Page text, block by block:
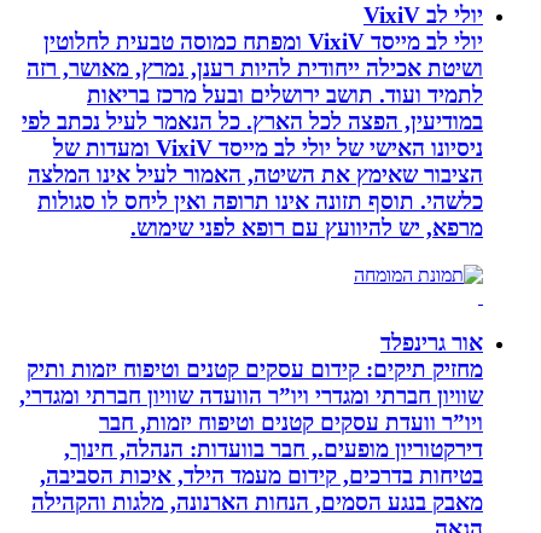
יולי לב VixiV
יולי לב מייסד VixiV ומפתח כמוסה טבעית לחלוטין
ושיטת אכילה ייחודית להיות רענן, נמרץ, מאושר, רזה
לתמיד ועוד. תושב ירושלים ובעל מרכז בריאות
במודיעין, הפצה לכל הארץ. כל הנאמר לעיל נכתב לפי
ניסיונו האישי של יולי לב מייסד VixiV ומעדות של
הציבור שאימץ את השיטה, האמור לעיל אינו המלצה
כלשהי. תוסף תזונה אינו תרופה ואין ליחס לו סגולות
מרפא, יש להיוועץ עם רופא לפני שימוש.
אור גרינפלד
מחזיק תיקים: קידום עסקים קטנים וטיפוח יזמות ותיק
שוויון חברתי ומגדרי ויו”ר הוועדה שוויון חברתי ומגדרי,
ויו”ר וועדת עסקים קטנים וטיפוח יזמות, חבר
דירקטוריון מופעים., חבר בוועדות: הנהלה, חינוך,
בטיחות בדרכים, קידום מעמד הילד, איכות הסביבה,
מאבק בנגע הסמים, הנחות הארנונה, מלגות והקהילה